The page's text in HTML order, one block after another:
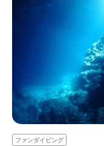
ファンダイビング